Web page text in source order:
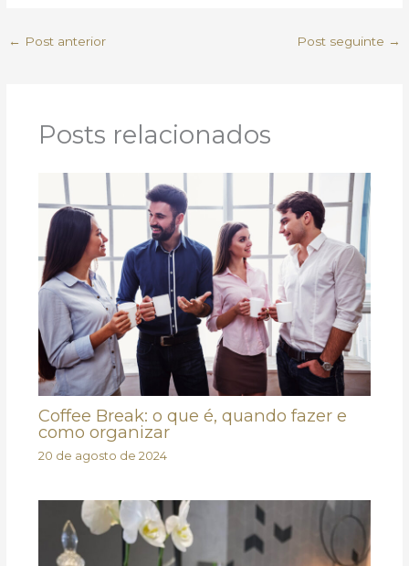
← Post anterior Post seguinte →
Posts relacionados
Coffee Break: o que é, quando fazer e
como organizar
20 de agosto de 2024